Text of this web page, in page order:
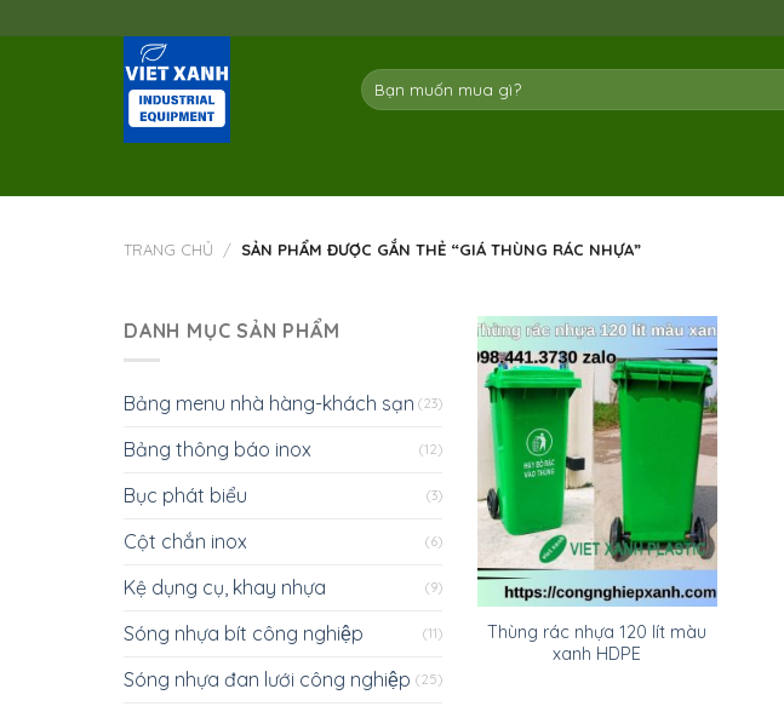
to
Tìm
kiếm:
TRANG CHỦ / SẢN PHẨM ĐƯỢC GẮN THẺ “GIÁ THÙNG RÁC NHỰA”
DANH MỤC SẢN PHẨM
Bảng menu nhà hàng-khách sạn (23)
Bảng thông báo inox (12)
Bục phát biểu (3)
Cột chắn inox (6)
Kệ dụng cụ, khay nhựa (9)
Sóng nhựa bít công nghiệp (11)
Sóng nhựa đan lưới công nghiệp (25)
Thùng rác nhựa 120 lít màu
xanh HDPE